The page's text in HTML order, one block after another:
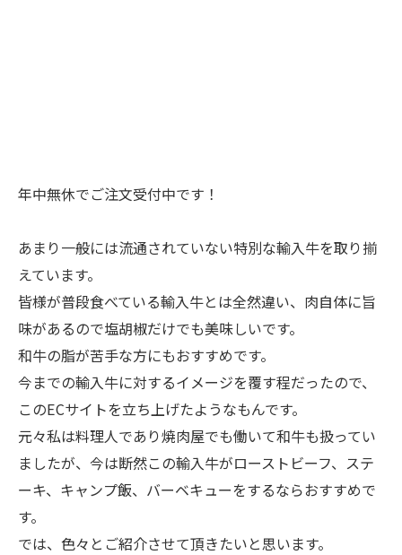
年中無休でご注文受付中です！
あまり一般には流通されていない特別な輸入牛を取り揃
えています。
皆様が普段食べている輸入牛とは全然違い、肉自体に旨
味があるので塩胡椒だけでも美味しいです。
和牛の脂が苦手な方にもおすすめです。
今までの輸入牛に対するイメージを覆す程だったので、
このECサイトを立ち上げたようなもんです。
元々私は料理人であり焼肉屋でも働いて和牛も扱ってい
ましたが、今は断然この輸入牛がローストビーフ、ステ
ーキ、キャンプ飯、バーベキューをするならおすすめで
す。
では、色々とご紹介させて頂きたいと思います。